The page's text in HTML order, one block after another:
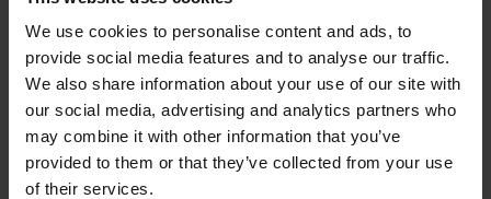
We use cookies to personalise content and ads, to
provide social media features and to analyse our traffic.
We also share information about your use of our site with
our social media, advertising and analytics partners who
may combine it with other information that you’ve
provided to them or that they’ve collected from your use
of their services.
Strijkijzer/droogtrommel:
Kledingstukken met elastine zijn niet bestand tegen de hitte
van het strijkijzer en/of de droogtrommel. Ook in veel
spijkerbroeken is elastine (stretch) verwerkt en mogen dus
niet gestreken worden en/of in de droogtrommel.